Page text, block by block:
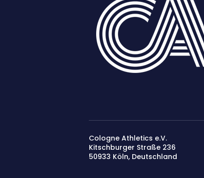
Cologne Athletics e.V.
Kitschburger Straße 236
50933 Köln​, Deutschland